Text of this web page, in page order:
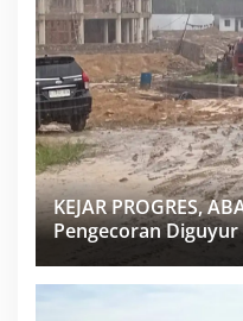
KEJAR PROGRES,
Pengecoran
Miliar Sukma Nias,
PPK Bungkam